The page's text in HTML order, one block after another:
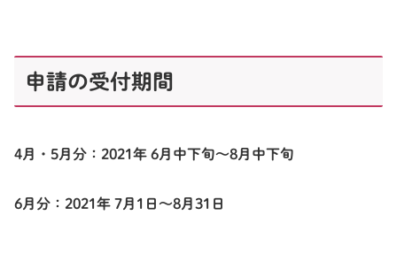
申請の受付期間
4月・5月分：2021年 6月中下旬～8月中下旬
6月分：2021年 7月1日～8月31日